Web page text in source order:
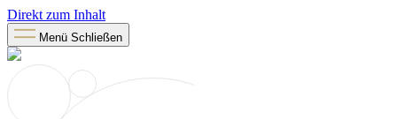
Direkt zum Inhalt
Menü Schließen